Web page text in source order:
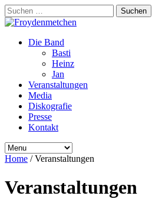
Suchen
nach:
Die Band
Basti
Heinz
Jan
Veranstaltungen
Media
Diskografie
Presse
Kontakt
Home /Veranstaltungen
Veranstaltungen